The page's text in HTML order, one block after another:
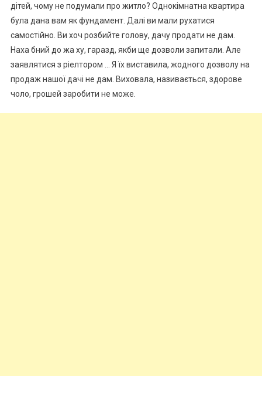
дітей, чому не подумали про житло? Однокімнатна квартира
була дана вам як фундамент. Далі ви мали рухатися
самостійно. Ви хоч розбийте голову, дачу продати не дам.
Наха бний до жа ху, гаразд, якби ще дозволи запитали. Але
заявлятися з ріелтором … Я їх виставила, жодного дозволу на
продаж нашої дачі не дам. Виховала, називається, здорове
чоло, грошей заробити не може.